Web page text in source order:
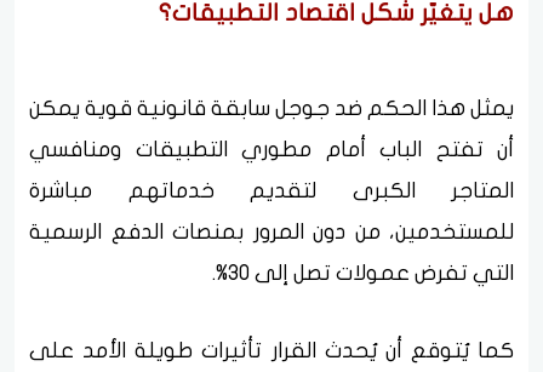
هل يتغيّر شكل اقتصاد التطبيقات؟
يمثل هذا الحكم ضد جوجل سابقة قانونية قوية يمكن
أن تفتح الباب أمام مطوري التطبيقات ومنافسي
المتاجر الكبرى لتقديم خدماتهم مباشرة
للمستخدمين، من دون المرور بمنصات الدفع الرسمية
التي تفرض عمولات تصل إلى 30%.
كما يُتوقع أن يُحدث القرار تأثيرات طويلة الأمد على